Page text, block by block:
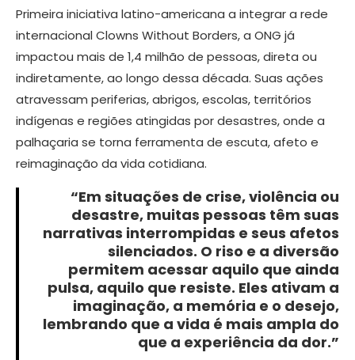
Primeira iniciativa latino-americana a integrar a rede
internacional Clowns Without Borders, a ONG já
impactou mais de 1,4 milhão de pessoas, direta ou
indiretamente, ao longo dessa década. Suas ações
atravessam periferias, abrigos, escolas, territórios
indígenas e regiões atingidas por desastres, onde a
palhaçaria se torna ferramenta de escuta, afeto e
reimaginação da vida cotidiana.
“Em situações de crise, violência ou
desastre, muitas pessoas têm suas
narrativas interrompidas e seus afetos
silenciados. O riso e a diversão
permitem acessar aquilo que ainda
pulsa, aquilo que resiste. Eles ativam a
imaginação, a memória e o desejo,
lembrando que a vida é mais ampla do
que a experiência da dor.”